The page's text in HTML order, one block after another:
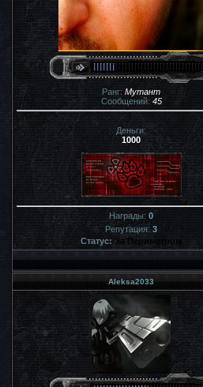
Ранг: Мутант
Сообщений:45
Деньги:
1000
Награды: 0
Репутация:3
Статус:За Периметром
Aleksa2033